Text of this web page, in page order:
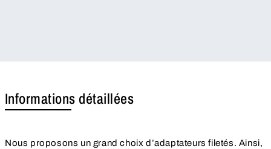
Informations détaillées
Nous proposons un grand choix d’adaptateurs filetés. Ainsi,